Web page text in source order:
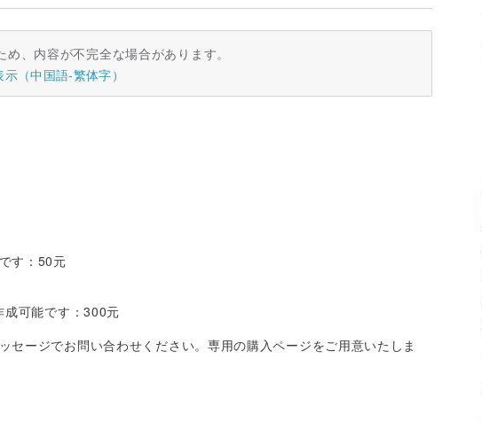
、内容が不完全な場合があります。
（中国語-繁体字）
す：50元
可能です：300元
セージでお問い合わせください。専用の購入ページをご用意いたしま